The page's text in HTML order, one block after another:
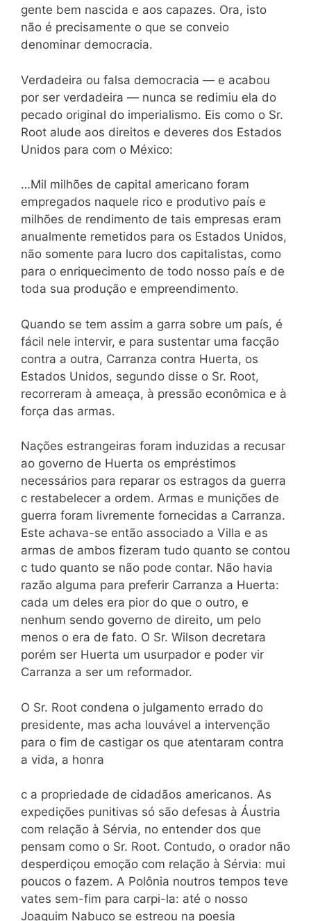
gente bem nascida e aos capazes. Ora, isto
não é precisamente o que se conveio
denominar democracia.
Verdadeira ou falsa democracia — e acabou
por ser verdadeira — nunca se redimiu ela do
pecado original do imperialismo. Eis como o Sr.
Root alude aos direitos e deveres dos Estados
Unidos para com o México:
…Mil milhões de capital americano foram
empregados naquele rico e produtivo país e
milhões de rendimento de tais empresas eram
anualmente remetidos para os Estados Unidos,
não somente para lucro dos capitalistas, como
para o enriquecimento de todo nosso país e de
toda sua produção e empreendimento.
Quando se tem assim a garra sobre um país, é
fácil nele intervir, e para sustentar uma facção
contra a outra, Carranza contra Huerta, os
Estados Unidos, segundo disse o Sr. Root,
recorreram à ameaça, à pressão econômica e à
força das armas.
Nações estrangeiras foram induzidas a recusar
ao governo de Huerta os empréstimos
necessários para reparar os estragos da guerra
c restabelecer a ordem. Armas e munições de
guerra foram livremente fornecidas a Carranza.
Este achava-se então associado a Villa e as
armas de ambos fizeram tudo quanto se contou
c tudo quanto se não pode contar. Não havia
razão alguma para preferir Carranza a Huerta:
cada um deles era pior do que o outro, e
nenhum sendo governo de direito, um pelo
menos o era de fato. O Sr. Wilson decretara
porém ser Huerta um usurpador e poder vir
Carranza a ser um reformador.
O Sr. Root condena o julgamento errado do
presidente, mas acha louvável a intervenção
para o fim de castigar os que atentaram contra
a vida, a honra
c a propriedade de cidadãos americanos. As
expedições punitivas só são defesas à Áustria
com relação à Sérvia, no entender dos que
pensam como o Sr. Root. Contudo, o orador não
desperdiçou emoção com relação à Sérvia: mui
poucos o fazem. A Polônia noutros tempos teve
vates sem-fim para carpi-la: até o nosso
Joaquim Nabuco se estreou na poesia